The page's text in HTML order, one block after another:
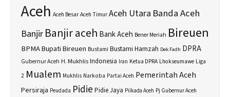
Aceh Aceh BesarAceh TimurAceh Utara Banda Aceh
BanjirBanjir aceh Bank Aceh Bener Meriah Bireuen
BPMABupati Bireuen Bustami Bustami Hamzah Dek Fadh DPRA
Gubernur Aceh H. MukhlisIndonesia Iran Ketua DPRA Lhokseumawe Liga
2 Mualem Mukhlis Narkoba Partai Aceh Pemerintah Aceh
Persiraja Peudada Pidie Pidie Jaya Pilkada Aceh Pj Gubernur Aceh